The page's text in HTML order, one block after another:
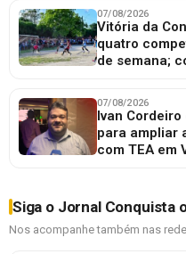
07/08/2026
Vitória da
quatro
de semana;
07/08/2026
Ivan
para ampliar
com TEA em
Siga o Jornal Conquista
Nos acompanhe também nas